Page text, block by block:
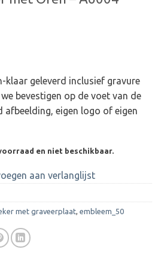
klaar geleverd inclusief gravure
bevestigen op de voet van de
afbeelding, eigen logo of eigen
en niet beschikbaar.
aan verlanglijst
met graveerplaat, embleem_50